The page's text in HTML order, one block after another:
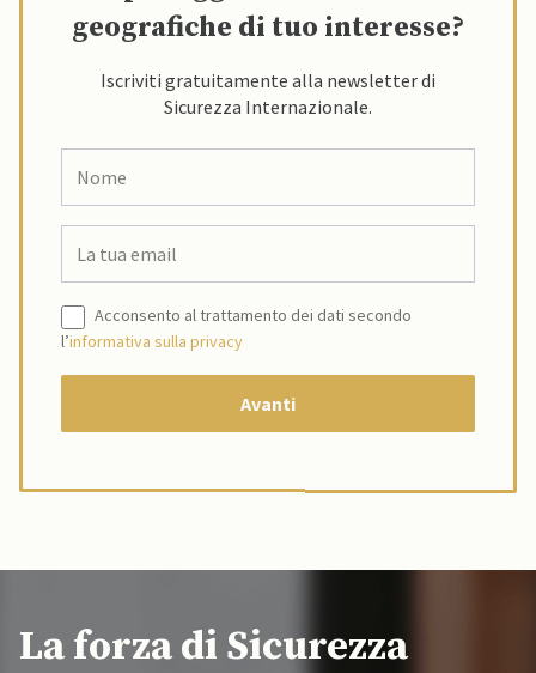
geografiche di tuo interesse?
Iscriviti gratuitamente alla newsletter di
Sicurezza Internazionale.
Acconsento al trattamento dei dati secondo
l’informativa sulla privacy
La forza di Sicurezza